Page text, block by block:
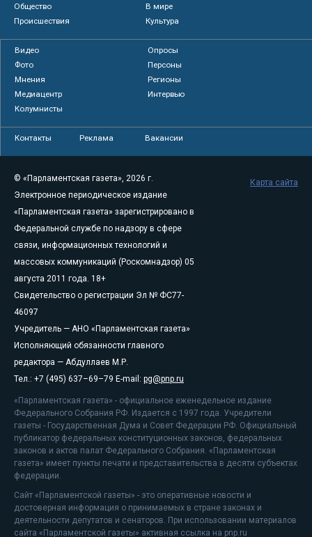
Общество
В мире
Происшествия
Культура
Видео
Опросы
Фото
Персоны
Мнения
Регионы
Медиацентр
Интервью
Колумнисты
Контакты Реклама Вакансии
© «Парламентская газета», 2026 г.
Электронное периодическое издание
«Парламентская газета» зарегистрировано в
Федеральной службе по надзору в сфере
связи, информационных технологий и
массовых коммуникаций (Роскомнадзор) 05
августа 2011 года. 18+
Свидетельство о регистрации Эл № ФС77-
46097
Учредитель — АНО «Парламентская газета»
Исполняющий обязанности главного
редактора — Абдуллаев М.Р.
Тел.: +7 (495) 637–69–79 E-mail: pg@pnp.ru
«Парламентская газета» - официальное еженедельное издание
Федерального Собрания РФ. Издается с 1997 года. Учредители
газеты - Государственная Дума и Совет Федерации РФ. Официальный
публикатор федеральных конституционных законов, федеральных
законов и актов палат Федерального Собрания. «Парламентская
газета» имеет пункты печати и представительства в десяти субъектах
федерации.
Сайт «Парламентской газеты» - это оперативные новости и
достоверная информация о принимаемых в стране законах и
деятельности депутатов и сенаторов. При использовании материалов
сайта «Парламентской газеты» активная ссылка на pnp.ru
Карта сайта